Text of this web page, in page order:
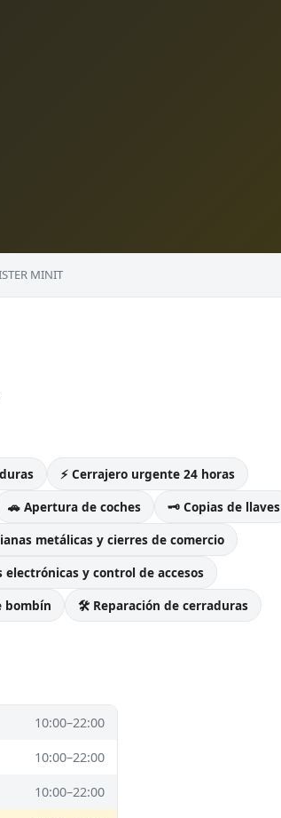
MINIT
⚡ Cerrajero urgente 24 horas
🚗 Apertura de coches
🗝️ Copias de llaves
metálicas y cierres de comercio
electrónicas y control de accesos
bombín
🛠️ Reparación de cerraduras
10:00–22:00
10:00–22:00
10:00–22:00